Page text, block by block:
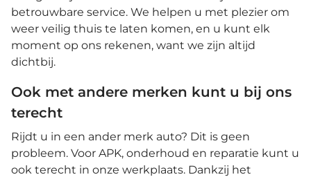
betrouwbare service. We helpen u met plezier om
weer veilig thuis te laten komen, en u kunt elk
moment op ons rekenen, want we zijn altijd
dichtbij.
Ook met andere merken kunt u bij ons
terecht
Rijdt u in een ander merk auto? Dit is geen
probleem. Voor APK, onderhoud en reparatie kunt u
ook terecht in onze werkplaats. Dankzij het